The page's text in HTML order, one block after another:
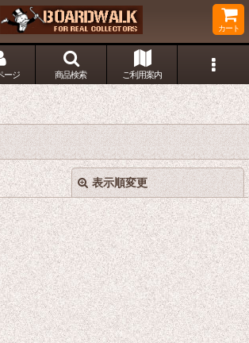
カート
ージ 商品検索 ご利用案内
表示順変更
絞り込む
閉じる